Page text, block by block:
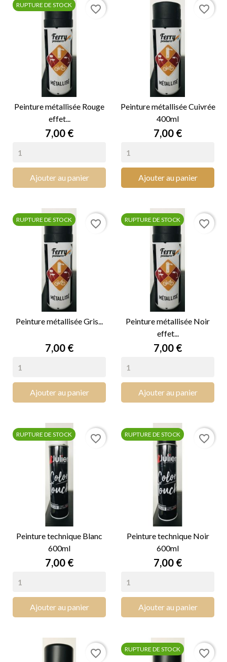
Peinture métallisée Rouge
effet...
Prix
7,00 €
Ajouter au panier
RUPTURE DE STOCK favorite_border
Peinture métallisée Cuivrée
400ml
Prix
7,00 €
Ajouter au panier
favorite_border
Peinture métallisée Gris...
Prix
7,00 €
Ajouter au panier
RUPTURE DE STOCK favorite_border
Peinture métallisée Noir
effet...
Prix
7,00 €
Ajouter au panier
RUPTURE DE STOCK favorite_border
Peinture technique Blanc
600ml
Prix
7,00 €
Ajouter au panier
RUPTURE DE STOCK favorite_border
Peinture technique Noir
600ml
Prix
7,00 €
Ajouter au panier
RUPTURE DE STOCK favorite_border
favorite_border RUPTURE DE STOCK favorite_border